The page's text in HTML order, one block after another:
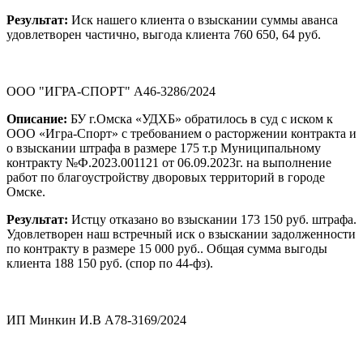
Результат: Иск нашего клиента о взыскании суммы аванса
удовлетворен частично, выгода клиента 760 650, 64 руб.
ООО "ИГРА-СПОРТ" А46-3286/2024
Описание: БУ г.Омска «УДХБ» обратилось в суд с иском к
ООО «Игра-Спорт» с требованием о расторжении контракта и
о взыскании штрафа в размере 175 т.р Муниципальному
контракту №Ф.2023.001121 от 06.09.2023г. на выполнение
работ по благоустройству дворовых территорий в городе
Омске.
Результат: Истцу отказано во взыскании 173 150 руб. штрафа.
Удовлетворен наш встречный иск о взыскании задолженности
по контракту в размере 15 000 руб.. Общая сумма выгоды
клиента 188 150 руб. (спор по 44-фз).
ИП Минкин И.В А78-3169/2024